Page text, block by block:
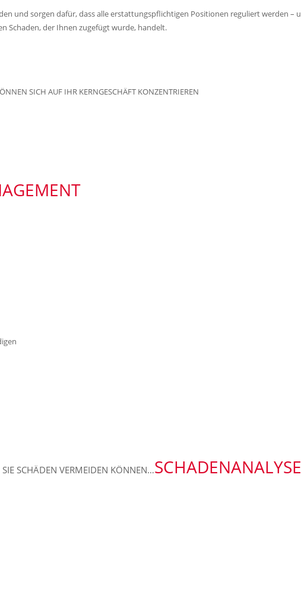
und sorgen dafür, dass alle erstattungspflichtigen Positionen reguliert werden –
Schaden, der Ihnen zugefügt wurde, handelt.
SICH AUF IHR KERNGESCHÄFT KONZENTRIEREN
SCHÄDEN VERMEIDEN KÖNNEN…SCHADENANALYSE